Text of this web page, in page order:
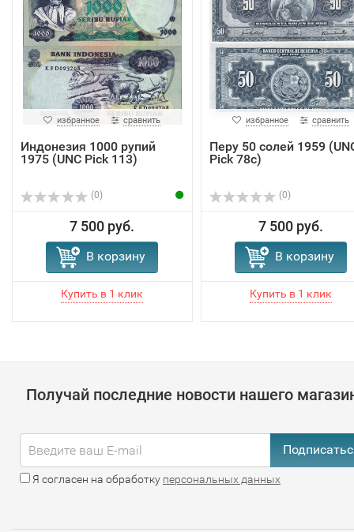
избранное сравнить
Индонезия 1000 рупий
1975 (UNC Pick 113)
(0)
7 500 руб.
В корзину
избранное сравнить
Перу 50 солей 1959
Pick 78c)
(0)
7 500 руб.
В корзину
Получай последние новости нашего
Я согласен на обработку персональных данных